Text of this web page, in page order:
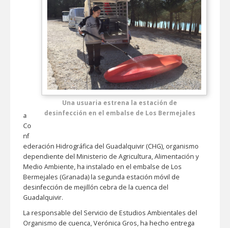
Una usuaria estrena la estación de
desinfección en el embalse de Los Bermejales
a
Co
nf
ederación Hidrográfica del Guadalquivir (CHG), organismo
dependiente del Ministerio de Agricultura, Alimentación y
Medio Ambiente, ha instalado en el embalse de Los
Bermejales (Granada) la segunda estación móvil de
desinfección de mejillón cebra de la cuenca del
Guadalquivir.
La responsable del Servicio de Estudios Ambientales del
Organismo de cuenca, Verónica Gros, ha hecho entrega